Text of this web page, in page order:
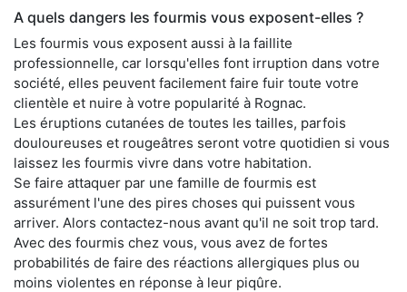
A quels dangers les fourmis vous exposent-elles ?
Les fourmis vous exposent aussi à la faillite
professionnelle, car lorsqu'elles font irruption dans votre
société, elles peuvent facilement faire fuir toute votre
clientèle et nuire à votre popularité à Rognac.
Les éruptions cutanées de toutes les tailles, parfois
douloureuses et rougeâtres seront votre quotidien si vous
laissez les fourmis vivre dans votre habitation.
Se faire attaquer par une famille de fourmis est
assurément l'une des pires choses qui puissent vous
arriver. Alors contactez-nous avant qu'il ne soit trop tard.
Avec des fourmis chez vous, vous avez de fortes
probabilités de faire des réactions allergiques plus ou
moins violentes en réponse à leur piqûre.